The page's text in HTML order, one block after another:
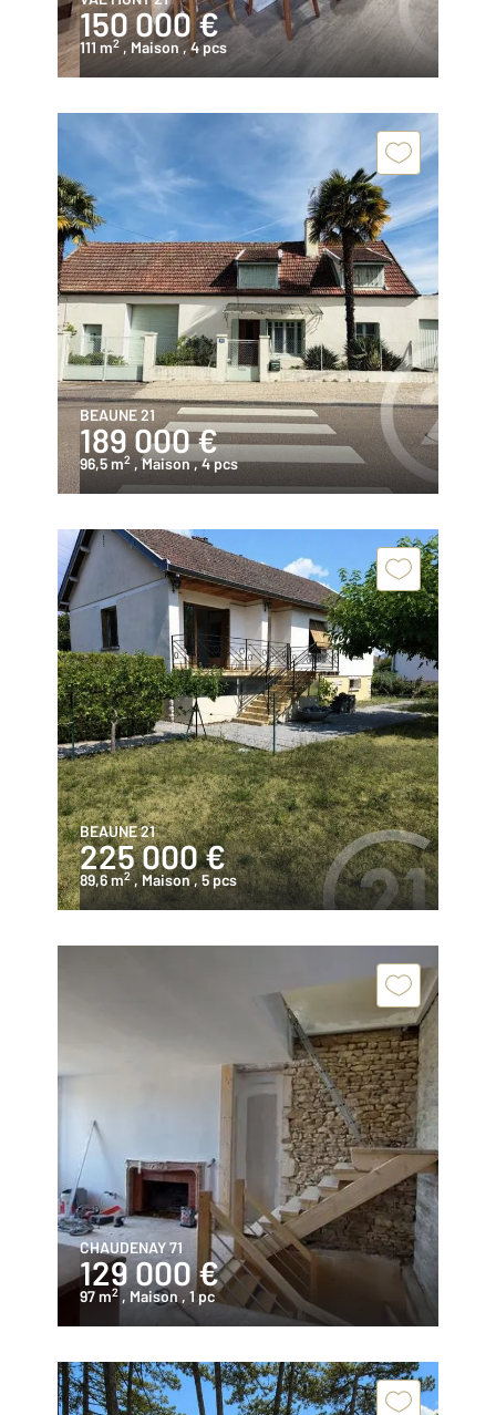
150 000 €
111 m2 , Maison , 4 pcs
BEAUNE 21
189 000 €
96,5 m2 , Maison, 4 pcs
BEAUNE 21
225 000 €
89,6 m2 , Maison, 5 pcs
CHAUDENAY 71
129 000 €
97 m2 , Maison , 1 pc